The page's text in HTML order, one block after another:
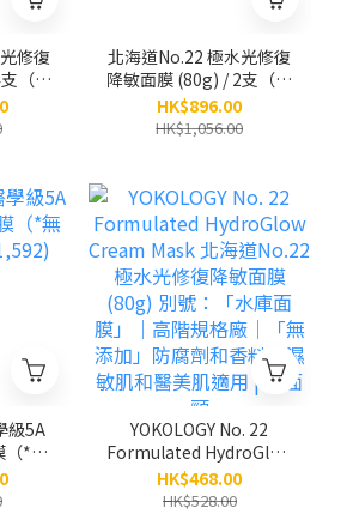
修復
（原
北海道No.22 極水光修復
降敏面膜 (80g) / 2支（原
價：$1,056）
HK$896.00
HK$1,056.00
級5A
（*無
YOKOLOGY No. 22
Formulated HydroGlow
Cream Mask 北海道
No.22 極水光修復降敏面
HK$468.00
HK$528.00